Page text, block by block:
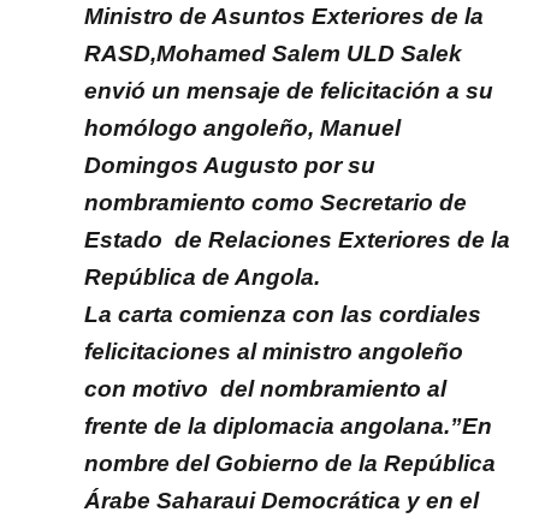
Ministro de Asuntos Exteriores de la
RASD,Mohamed Salem ULD Salek
envió un mensaje de felicitación a su
homólogo angoleño, Manuel
Domingos Augusto por su
nombramiento como Secretario de
Estado de Relaciones Exteriores de la
República de Angola.
La carta comienza con las cordiales
felicitaciones al ministro angoleño
con motivo del nombramiento al
frente de la diplomacia angolana.”En
nombre del Gobierno de la República
Árabe Saharaui Democrática y en el